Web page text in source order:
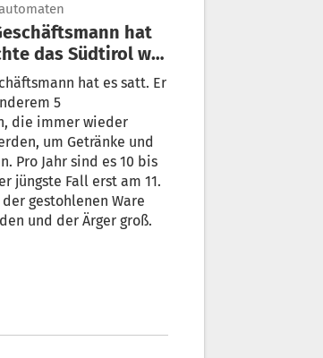
wie
hat es satt. Er
die immer wieder
um Getränke und
Pro Jahr sind es 10 bis
der gestohlenen Ware
und der Ärger groß.